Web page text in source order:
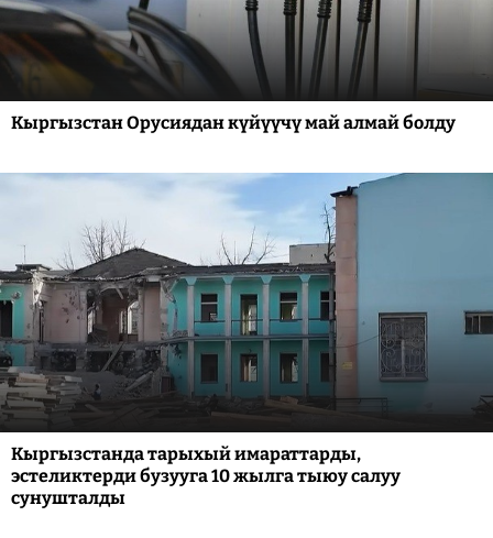
Кыргызстан Орусиядан күйүүчү май алмай болду
Кыргызстанда тарыхый имараттарды,
эстеликтерди бузууга 10 жылга тыюу салуу
сунушталды